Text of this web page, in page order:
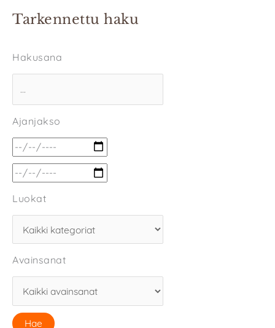
Tarkennettu haku
Hakusana
Ajanjakso
Luokat
Avainsanat